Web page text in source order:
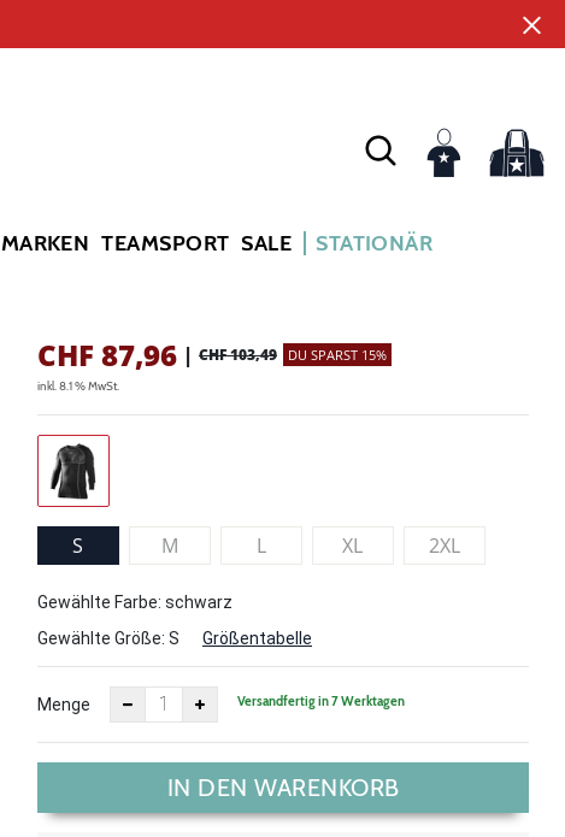
MARKEN TEAMSPORT SALE STATIONÄR
CHF 87,96 | CHF 103,49 DU SPARST 15%
inkl. 8.1 % MwSt.
S M L XL 2XL
Gewählte Farbe: schwarz
Gewählte Größe: S Größentabelle
Menge Versandfertig in 7 Werktagen
IN DEN WARENKORB